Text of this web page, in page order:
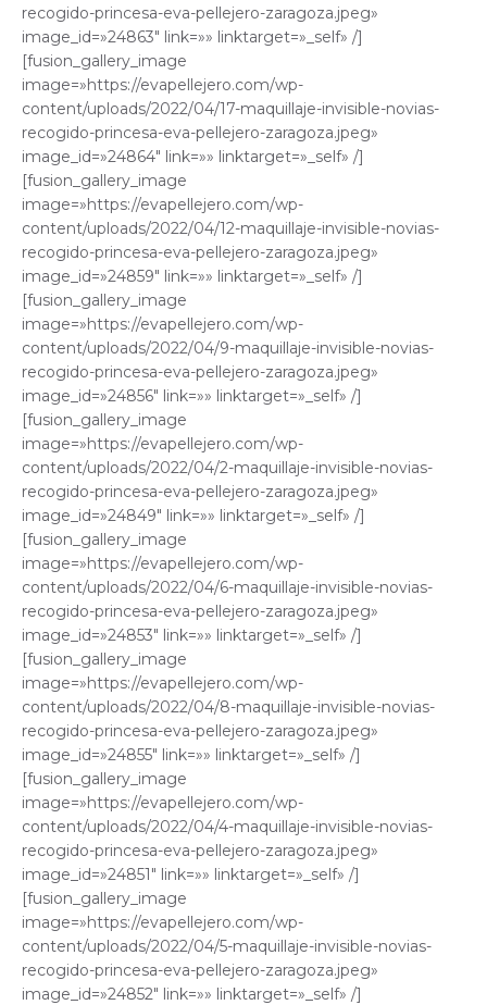
recogido-princesa-eva-pellejero-zaragoza.jpeg»
image_id=»24863″ link=»» linktarget=»_self» /]
[fusion_gallery_image
image=»https://evapellejero.com/wp-
content/uploads/2022/04/17-maquillaje-invisible-novias-
recogido-princesa-eva-pellejero-zaragoza.jpeg»
image_id=»24864″ link=»» linktarget=»_self» /]
[fusion_gallery_image
image=»https://evapellejero.com/wp-
content/uploads/2022/04/12-maquillaje-invisible-novias-
recogido-princesa-eva-pellejero-zaragoza.jpeg»
image_id=»24859″ link=»» linktarget=»_self» /]
[fusion_gallery_image
image=»https://evapellejero.com/wp-
content/uploads/2022/04/9-maquillaje-invisible-novias-
recogido-princesa-eva-pellejero-zaragoza.jpeg»
image_id=»24856″ link=»» linktarget=»_self» /]
[fusion_gallery_image
image=»https://evapellejero.com/wp-
content/uploads/2022/04/2-maquillaje-invisible-novias-
recogido-princesa-eva-pellejero-zaragoza.jpeg»
image_id=»24849″ link=»» linktarget=»_self» /]
[fusion_gallery_image
image=»https://evapellejero.com/wp-
content/uploads/2022/04/6-maquillaje-invisible-novias-
recogido-princesa-eva-pellejero-zaragoza.jpeg»
image_id=»24853″ link=»» linktarget=»_self» /]
[fusion_gallery_image
image=»https://evapellejero.com/wp-
content/uploads/2022/04/8-maquillaje-invisible-novias-
recogido-princesa-eva-pellejero-zaragoza.jpeg»
image_id=»24855″ link=»» linktarget=»_self» /]
[fusion_gallery_image
image=»https://evapellejero.com/wp-
content/uploads/2022/04/4-maquillaje-invisible-novias-
recogido-princesa-eva-pellejero-zaragoza.jpeg»
image_id=»24851″ link=»» linktarget=»_self» /]
[fusion_gallery_image
image=»https://evapellejero.com/wp-
content/uploads/2022/04/5-maquillaje-invisible-novias-
recogido-princesa-eva-pellejero-zaragoza.jpeg»
image_id=»24852″ link=»» linktarget=»_self» /]